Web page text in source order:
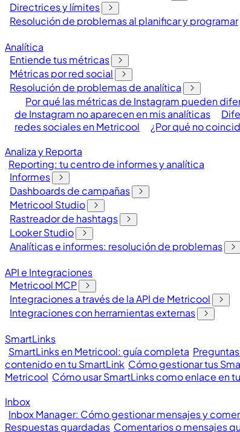
Directrices y límites
Resolución de problemas al planificar y programar
Analítica
Entiende tus métricas
Métricas por red social
Resolución de problemas de analítica
Por qué las métricas de Instagram pueden
de Instagram no aparecen en mis analíticas
redes sociales en Metricool
¿Por qué no
Analiza y Reporta
Reporting: tu centro de informes y analítica
Informes
Dashboards de campañas
Metricool Studio
Rastreador de hashtags
Looker Studio
Analíticas e informes: resolución de problemas
API e Integraciones
Metricool MCP
Integraciones a través de la API de Metricool
Integraciones con herramientas externas
SmartLinks
SmartLinks en Metricool: guía completa
contenido en tu SmartLink Cómo gestionar tus
Metricool Cómo usar SmartLinks como enlace en
Inbox
Inbox Manager: Cómo gestionar mensajes y
Respuestas guardadas Comentarios o mensajes